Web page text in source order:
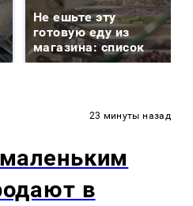
Не ешьте эту
готовую еду из
магазина: список
23 минуты назад
в